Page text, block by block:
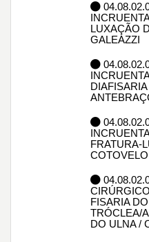
LUXAÇÃO
GALEAZZI
FRATURA-
COTOVELO
FISARIA
TRÓCLEA/
DO ULNA /